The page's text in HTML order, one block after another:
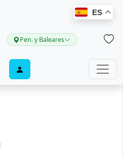
ES
Pen. y Baleares